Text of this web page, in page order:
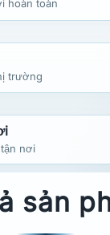
hoàn toàn
trường
nơi
sản